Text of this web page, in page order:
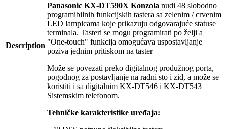
Description
Panasonic KX-DT590X Konzola nudi 48 slobodno
programibilnih funkcijskih tastera sa zelenim / crvenim
LED lampicama koje prikazuju odgovarajuće statuse
terminala. Tasteri se mogu programirati po želji a
"One-touch" funkcija omogućava uspostavljanje
poziva jednim pritiskom na taster
Može se povezati preko digitalnog produžnog porta,
pogodnog za postavljanje na radni sto i zid, a može se
koristiti i sa digitalnim KX-DT546 i KX-DT543
Sistemskim telefonom.
Tehničke karakteristike uređaja: